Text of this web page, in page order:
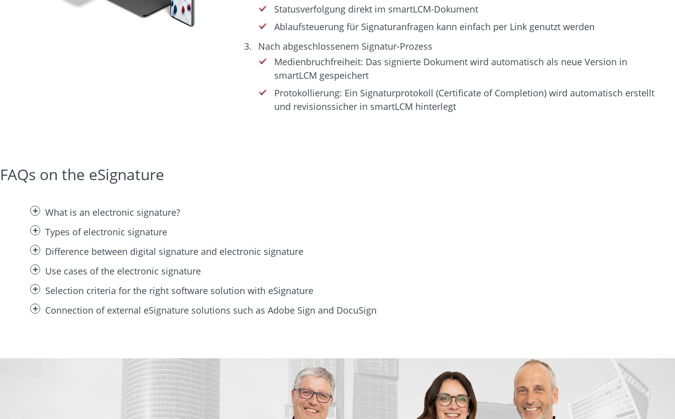
Statusverfolgung direkt im smartLCM-Dokument
Ablaufsteuerung für Signaturanfragen kann einfach per Link genutzt werden
Nach abgeschlossenem Signatur-Prozess
Medienbruchfreiheit: Das signierte Dokument wird automatisch als neue Version in
smartLCM gespeichert
Protokollierung: Ein Signaturprotokoll (Certificate of Completion) wird automatisch erstellt
und revisionssicher in smartLCM hinterlegt
FAQs on the eSignature
What is an electronic signature?
Types of electronic signature
Difference between digital signature and electronic signature
Use cases of the electronic signature
Selection criteria for the right software solution with eSignature
Connection of external eSignature solutions such as Adobe Sign and DocuSign